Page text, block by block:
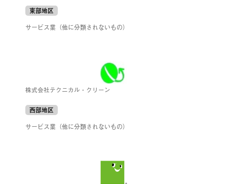
東部地区
サービス業（他に分類されないもの）
株式会社テクニカル・クリーン
西部地区
サービス業（他に分類されないもの）